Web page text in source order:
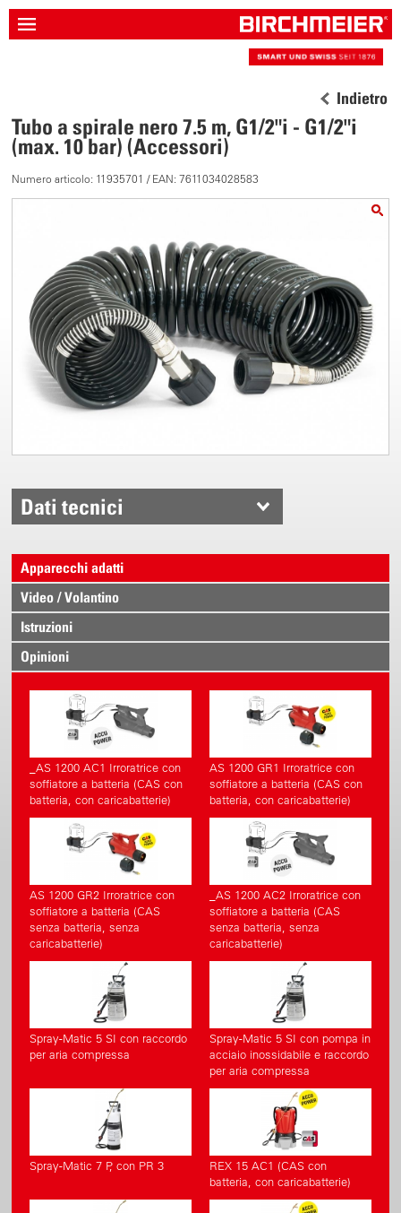
Indietro
Tubo a spirale nero 7.5 m, G1/2"i - G1/2"i
(max. 10 bar) (Accessori)
Numero articolo: 11935701 / EAN: 7611034028583
Dati tecnici
Apparecchi adatti
Video / Volantino
Istruzioni
Opinioni
_AS 1200 AC1 Irroratrice con
soffiatore a batteria (CAS con
batteria, con caricabatterie)
AS 1200 GR1 Irroratrice con
soffiatore a batteria (CAS con
batteria, con caricabatterie)
AS 1200 GR2 Irroratrice con
soffiatore a batteria (CAS
senza batteria, senza
caricabatterie)
_AS 1200 AC2 Irroratrice con
soffiatore a batteria (CAS
senza batteria, senza
caricabatterie)
Spray-Matic 5 SI con raccordo
per aria compressa
Spray-Matic 5 SI con pompa in
acciaio inossidabile e raccordo
per aria compressa
Spray-Matic 7 P, con PR 3
REX 15 AC1 (CAS con
batteria, con caricabatterie)